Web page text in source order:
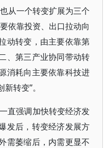
从一个转变扩展为三个
依靠投资、出口拉动向
动转变，由主要依靠第
、第三产业协同带动转
消耗向主要依靠科技进
转变”。
直强调加快转变经济发
发后，转变经济发展方
需萎缩后，内需更显不